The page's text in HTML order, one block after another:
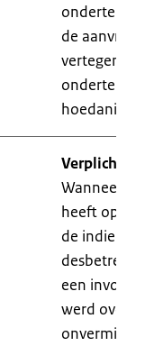
de
Verplicht
Wanneer
heeft op
de
een invoer-
werd